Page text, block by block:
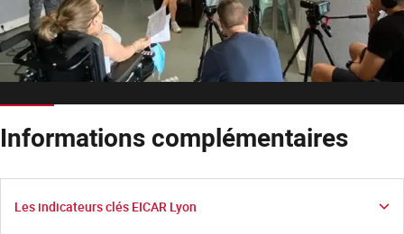
Informations complémentaires
Les indicateurs clés EICAR Lyon